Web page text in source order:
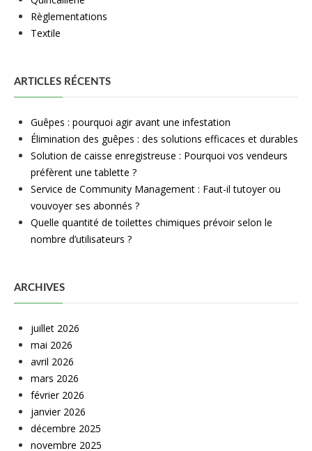
Règlementations
Textile
ARTICLES RÉCENTS
Guêpes : pourquoi agir avant une infestation
Élimination des guêpes : des solutions efficaces et durables
Solution de caisse enregistreuse : Pourquoi vos vendeurs
préfèrent une tablette ?
Service de Community Management : Faut-il tutoyer ou
vouvoyer ses abonnés ?
Quelle quantité de toilettes chimiques prévoir selon le
nombre d’utilisateurs ?
ARCHIVES
juillet 2026
mai 2026
avril 2026
mars 2026
février 2026
janvier 2026
décembre 2025
novembre 2025